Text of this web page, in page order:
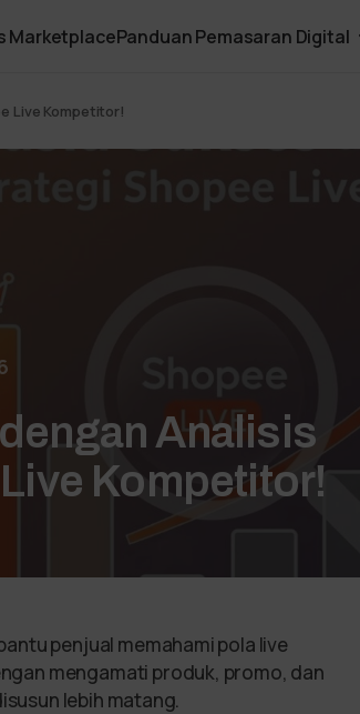
MarketplacePanduan Pemasaran Digital
Live Kompetitor!
Analisis
Kompetitor!
penjual memahami pola live
mengamati produk, promo, dan
lebih matang.